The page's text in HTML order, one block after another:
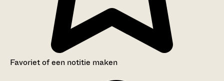
Favoriet of een notitie maken